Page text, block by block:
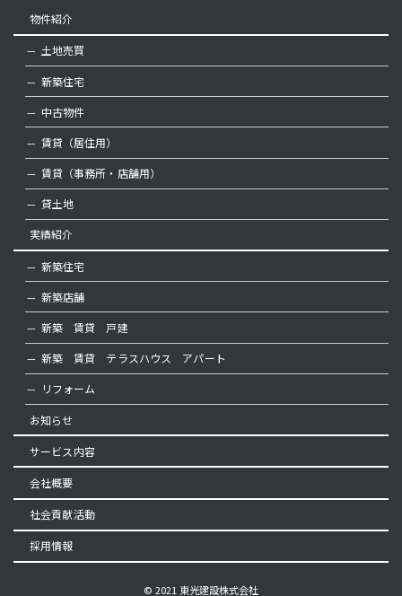
物件紹介
土地売買
新築住宅
中古物件
賃貸（居住用）
賃貸（事務所・店舗用）
貸土地
実績紹介
新築住宅
新築店舗
新築 賃貸 戸建
新築 賃貸 テラスハウス アパート
リフォーム
お知らせ
サービス内容
会社概要
社会貢献活動
採用情報
© 2021 東光建設株式会社